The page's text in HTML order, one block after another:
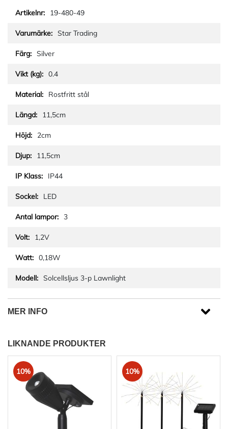
19-480-49
Star Trading
Silver
0.4
Rostfritt stål
11,5cm
2cm
11,5cm
IP44
LED
3
1,2V
0,18W
Solcellsljus 3-p Lawnlight
MER INFO
LIKNANDE PRODUKTER
10% 10%